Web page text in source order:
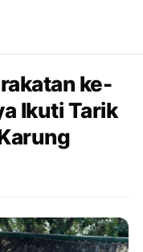
ke-
Ikuti Tarik